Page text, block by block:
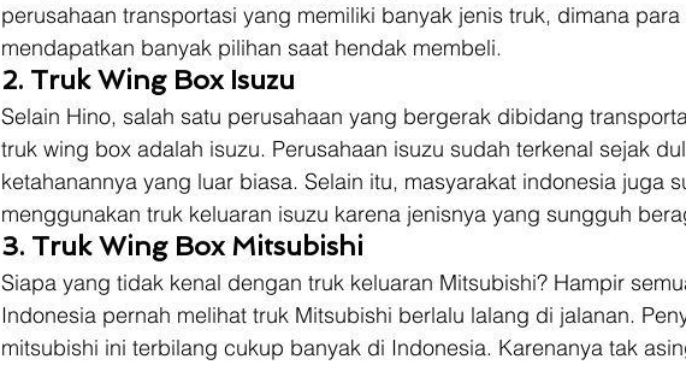
perusahaan transportasi yang memiliki banyak jenis truk, dimana
mendapatkan banyak pilihan saat hendak membeli.
2. Truk Wing Box Isuzu
Selain Hino, salah satu perusahaan yang bergerak dibidang
truk wing box adalah isuzu. Perusahaan isuzu sudah terkenal sejak
ketahanannya yang luar biasa. Selain itu, masyarakat indonesia juga
menggunakan truk keluaran isuzu karena jenisnya yang sungguh
3. Truk Wing Box Mitsubishi
Siapa yang tidak kenal dengan truk keluaran Mitsubishi? Hampir
Indonesia pernah melihat truk Mitsubishi berlalu lalang di jalanan.
mitsubishi ini terbilang cukup banyak di Indonesia. Karenanya tak